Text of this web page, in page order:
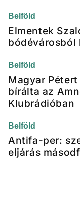
Belföld
Elmentek
Belföld
Magyar
bírálta az
Klubrádióban
Belföld
Antifa-per:
eljárás